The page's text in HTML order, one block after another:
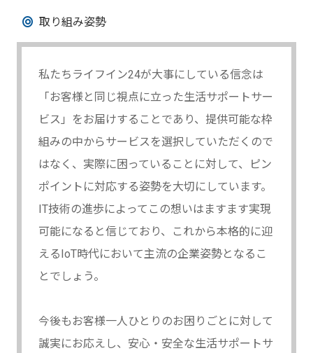
取り組み姿勢
私たちライフイン24が大事にしている信念は
「お客様と同じ視点に立った生活サポートサー
ビス」をお届けすることであり、提供可能な枠
組みの中からサービスを選択していただくので
はなく、実際に困っていることに対して、ピン
ポイントに対応する姿勢を大切にしています。
IT技術の進歩によってこの想いはますます実現
可能になると信じており、これから本格的に迎
えるIoT時代において主流の企業姿勢となるこ
とでしょう。
今後もお客様一人ひとりのお困りごとに対して
誠実にお応えし、安心・安全な生活サポートサ